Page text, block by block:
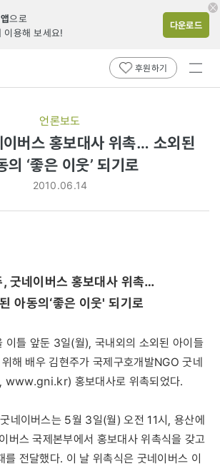
으로
이용해 보세요!
다운로드
후원하기
전체
언론보도
버스 홍보대사 위촉… 소외된
의 ‘좋은 이웃’ 되기로
2010.06.14
, 굿네이버스 홍보대사 위촉…
아동의‘좋은 이웃' 되기로
이틀 앞둔 3일(월), 국내외의 소외된 아이들
해 배우 김현주가 국제구호개발NGO 굿네
www.gni.kr) 홍보대사로 위촉되었다.
네이버스는 5월 3일(월) 오전 11시, 용산에
버스 국제본부에서 홍보대사 위촉식을 갖고
를 전달했다. 이 날 위촉식은 굿네이버스 이